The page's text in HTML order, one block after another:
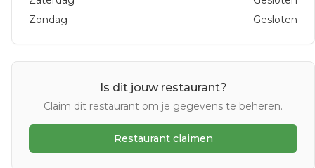
Zondag
Gesloten
Is dit jouw restaurant?
Claim dit restaurant om je gegevens te beheren.
Restaurant claimen